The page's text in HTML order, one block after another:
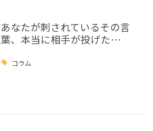
あなたが刺されているその言
葉、本当に相手が投げた…
コラム